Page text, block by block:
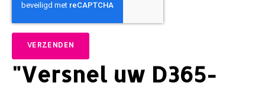
"Versnel uw D365-